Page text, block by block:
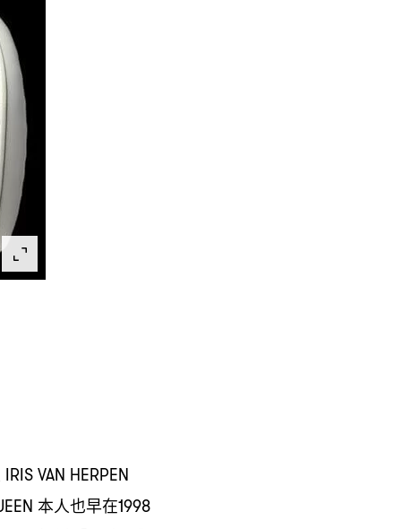
IRIS VAN HERPEN
本人也早在1998